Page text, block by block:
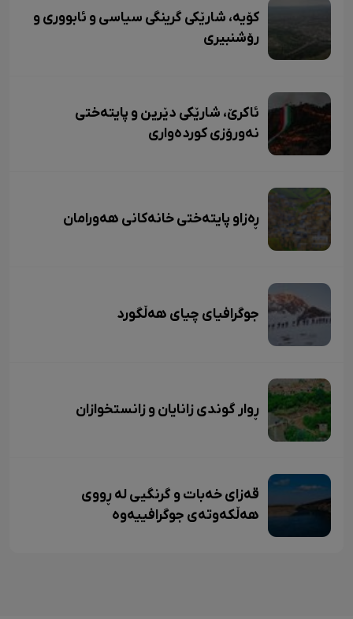
کۆیە، شارێکی گرینگی سیاسی و ئابووری و
رۆشنبیری
ئاکرێ، شارێکی دێرین و پایتەختی
نەورۆزی کوردەواری
ڕەزاو پایتەختی خانەکانی هەورامان
جوگرافیای چیای هەڵگورد
ڕوار گوندی زانایان و زانستخوازان
قەزای خەبات و گرنگیی لە ڕووی
هەڵکەوتەی جوگرافییەوە